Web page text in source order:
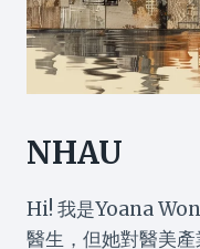
NHAU
Hi! 我是Yoana
醫生，但她對醫美產